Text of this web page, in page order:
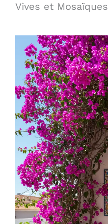
Vives et Mosaïques